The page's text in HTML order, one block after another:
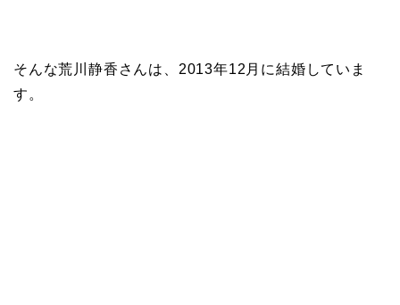
そんな荒川静香さんは、2013年12月に結婚していま
す。